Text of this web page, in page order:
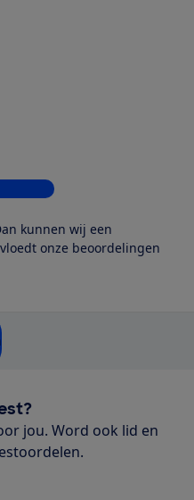
winkels
kunnen wij een
onze beoordelingen
jou. Word ook lid en